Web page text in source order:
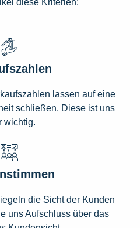
lassen auf eine
schließen. Diese ist uns
wichtig.
die Sicht der Kunden
uns Aufschluss über das